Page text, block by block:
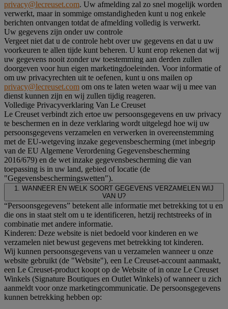
privacy@lecreuset.com. Uw afmelding zal zo snel mogelijk worden
verwerkt, maar in sommige omstandigheden kunt u nog enkele
berichten ontvangen totdat de afmelding volledig is verwerkt.
Uw gegevens zijn onder uw controle
Vergeet niet dat u de controle hebt over uw gegevens en dat u uw
voorkeuren te allen tijde kunt beheren. U kunt erop rekenen dat wij
uw gegevens nooit zonder uw toestemming aan derden zullen
doorgeven voor hun eigen marketingdoeleinden. Voor informatie of
om uw privacyrechten uit te oefenen, kunt u ons mailen op
privacy@lecreuset.com om ons te laten weten waar wij u mee van
dienst kunnen zijn en wij zullen tijdig reageren.
Volledige Privacyverklaring Van Le Creuset
Le Creuset verbindt zich ertoe uw persoonsgegevens en uw privacy
te beschermen en in deze verklaring wordt uitgelegd hoe wij uw
persoonsgegevens verzamelen en verwerken in overeenstemming
met de EU-wetgeving inzake gegevensbescherming (met inbegrip
van de EU Algemene Verordening Gegevensbescherming
2016/679) en de wet inzake gegevensbescherming die van
toepassing is in uw land, gebied of locatie (de
"Gegevensbeschermingswetten").
1. WANNEER EN WELK SOORT GEGEVENS VERZAMELEN WIJ
VAN U?
“Persoonsgegevens” betekent alle informatie met betrekking tot u en
die ons in staat stelt om u te identificeren, hetzij rechtstreeks of in
combinatie met andere informatie.
Kinderen: Deze website is niet bedoeld voor kinderen en we
verzamelen niet bewust gegevens met betrekking tot kinderen.
Wij kunnen persoonsgegevens van u verzamelen wanneer u onze
website gebruikt (de "Website"), een Le Creuset-account aanmaakt,
een Le Creuset-product koopt op de Website of in onze Le Creuset
Winkels (Signature Boutiques en Outlet Winkels) of wanneer u zich
aanmeldt voor onze marketingcommunicatie. De persoonsgegevens
kunnen betrekking hebben op: